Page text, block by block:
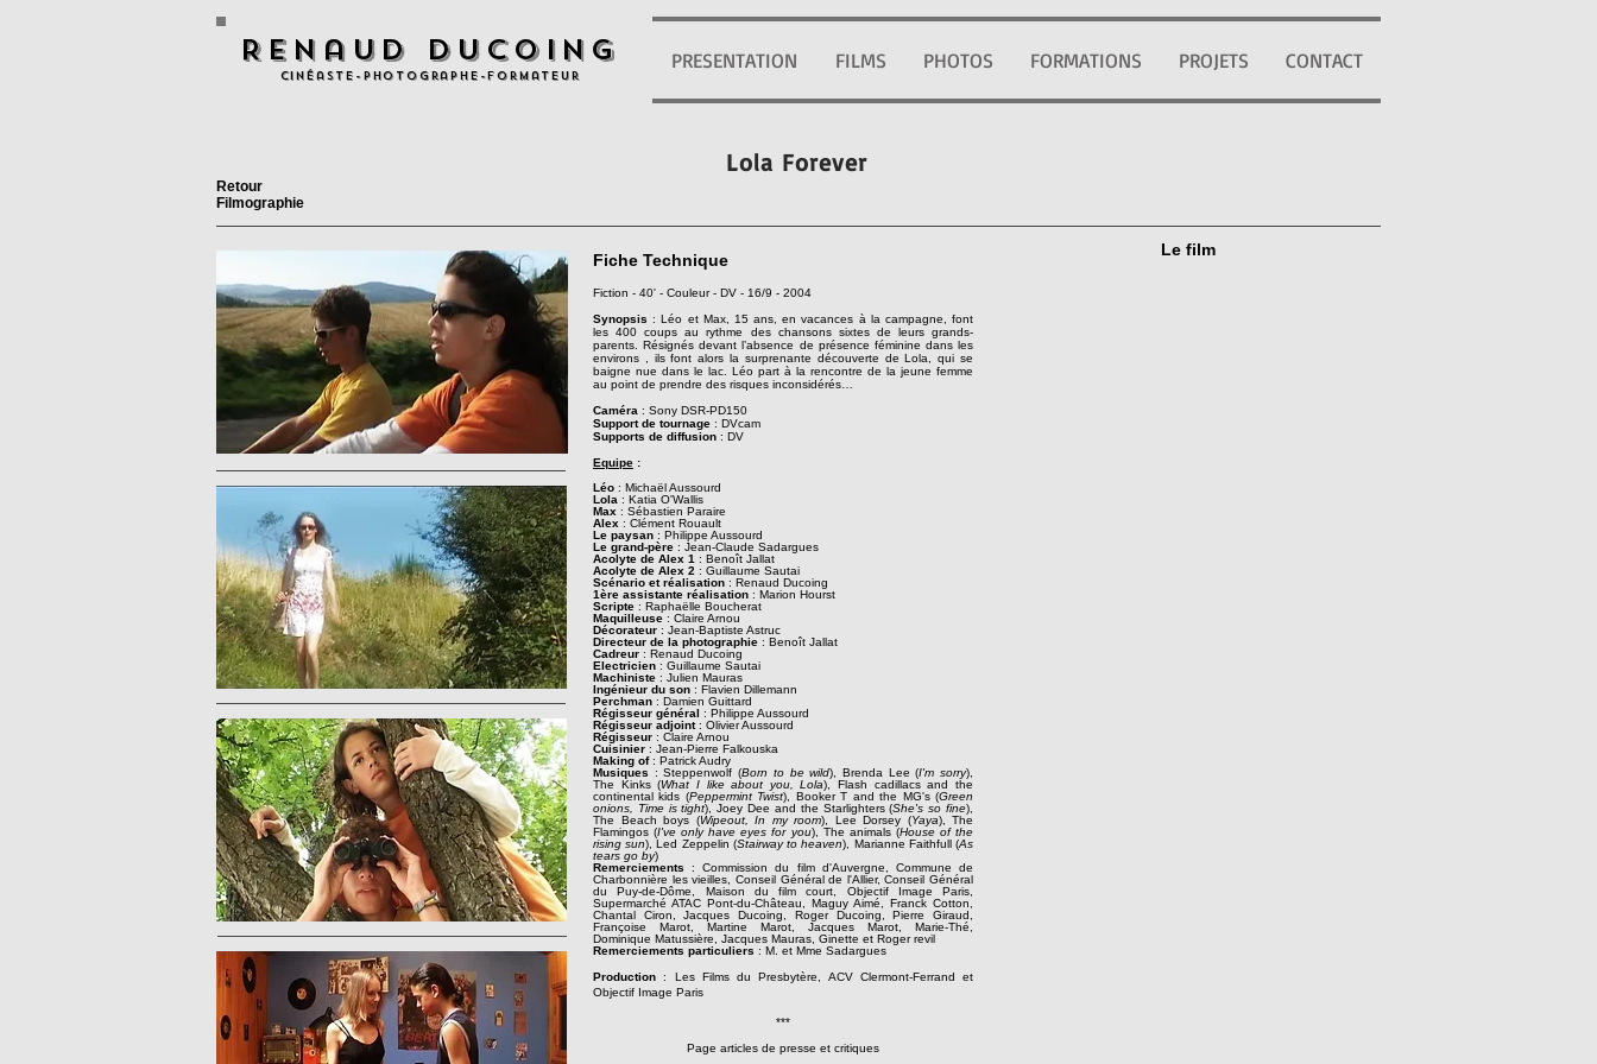
Renaud Ducoing
Cinéaste-Photographe-Formateur
PRESENTATION FILMS PHOTOS FORMATIONS PROJETS CONTACT
Lola Forever
Retour
Filmographie
Fiche Technique
Fiction - 40' - Couleur - DV - 16/9 - 2004
Synopsis : Léo et Max, 15 ans, en vacances à la campagne, font
les 400 coups au rythme des chansons sixtes de leurs grands-
parents. Résignés devant l’absence de présence féminine dans les
environs , ils font alors la surprenante découverte de Lola, qui se
baigne nue dans le lac. Léo part à la rencontre de la jeune femme
au point de prendre des risques inconsidérés…
Caméra : Sony DSR-PD150
Support de tournage : DVcam
Supports de diffusion : DV
Equipe :
Léo : Michaël Aussourd
Lola : Katia O'Wallis
Max : Sébastien Paraire
Alex : Clément Rouault
Le paysan : Philippe Aussourd
Le grand-père : Jean-Claude Sadargues
Acolyte de Alex 1 : Benoît Jallat
Acolyte de Alex 2 : Guillaume Sautai
Scénario et réalisation : Renaud Ducoing
1ère assistante réalisation : Marion Hourst
Scripte : Raphaëlle Boucherat
Maquilleuse : Claire Arnou
Décorateur : Jean-Baptiste Astruc
Directeur de la photographie : Benoît Jallat
Cadreur : Renaud Ducoing
Electricien : Guillaume Sautai
Machiniste : Julien Mauras
Ingénieur du son : Flavien Dillemann
Perchman : Damien Guittard
Régisseur général : Philippe Aussourd
Régisseur adjoint: Olivier Aussourd
Régisseur : Claire Arnou
Cuisinier : Jean-Pierre Falkouska
Making of : Patrick Audry
Musiques : Steppenwolf (Born to be wild), Brenda Lee (I'm sorry),
The Kinks (What I like about you, Lola), Flash cadillacs and the
continental kids (Peppermint Twist), Booker T and the MG's (Green
onions, Time is tight), Joey Dee and the Starlighters (She's so fine),
The Beach boys (Wipeout, In my room), Lee Dorsey (Yaya), The
Flamingos (I've only have eyes for you), The animals (House of the
rising sun), Led Zeppelin (Stairway to heaven), Marianne Faithfull (As
tears go by)
Remerciements : Commission du film d'Auvergne, Commune de
Charbonnière les vieilles, Conseil Général de l'Allier, Conseil Général
du Puy-de-Dôme, Maison du film court, Objectif Image Paris,
Supermarché ATAC Pont-du-Château, Maguy Aimé, Franck Cotton,
Chantal Ciron, Jacques Ducoing, Roger Ducoing, Pierre Giraud,
Françoise Marot, Martine Marot, Jacques Marot, Marie-Thé,
Dominique Matussière, Jacques Mauras, Ginette et Roger revil
Remerciements particuliers : M. et Mme Sadargues
Production : Les Films du Presbytère, ACV Clermont-Ferrand et
Objectif Image Paris
***
Page articles de presse et critiques
Le film